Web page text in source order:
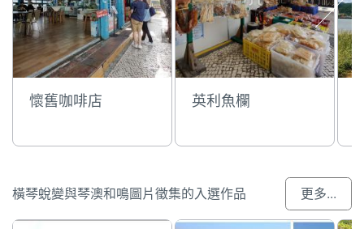
懷舊咖啡店 英利魚欄
橫琴蛻變與琴澳和鳴圖片徵集的入選作品 更多...